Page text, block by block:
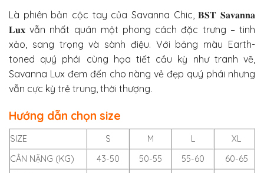
Là phiên bản cộc tay của Savanna Chic, 𝐁𝐒𝐓 𝐒𝐚𝐯𝐚𝐧𝐧𝐚
𝐋𝐮𝐱 vẫn nhất quán một phong cách đặc trưng – tinh
xảo, sang trọng và sành điệu. Với bảng màu Earth-
toned quý phái cùng họa tiết cầu kỳ như tranh vẽ,
Savanna Lux đem đến cho nàng vẻ đẹp quý phái nhưng
vẫn cực kỳ trẻ trung, thời thượng.
Hướng dẫn chọn size
SIZE S M L
XL
CÂN NẶNG (KG)
43-50 50-55 55-60
60-65